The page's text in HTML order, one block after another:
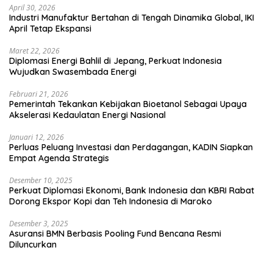
April 30, 2026
Industri Manufaktur Bertahan di Tengah Dinamika Global, IKI
April Tetap Ekspansi
Maret 22, 2026
Diplomasi Energi Bahlil di Jepang, Perkuat Indonesia
Wujudkan Swasembada Energi
Februari 21, 2026
Pemerintah Tekankan Kebijakan Bioetanol Sebagai Upaya
Akselerasi Kedaulatan Energi Nasional
Januari 12, 2026
Perluas Peluang Investasi dan Perdagangan, KADIN Siapkan
Empat Agenda Strategis
Desember 10, 2025
Perkuat Diplomasi Ekonomi, Bank Indonesia dan KBRI Rabat
Dorong Ekspor Kopi dan Teh Indonesia di Maroko
Desember 3, 2025
Asuransi BMN Berbasis Pooling Fund Bencana Resmi
Diluncurkan